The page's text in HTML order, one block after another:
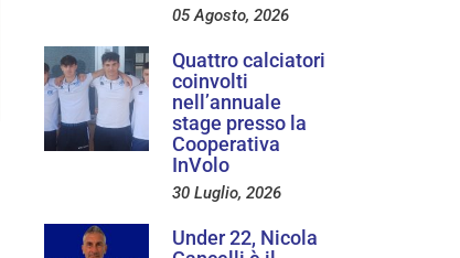
05 Agosto, 2026
Quattro calciatori
coinvolti
nell’annuale
stage presso la
Cooperativa
InVolo
30 Luglio, 2026
Under 22, Nicola